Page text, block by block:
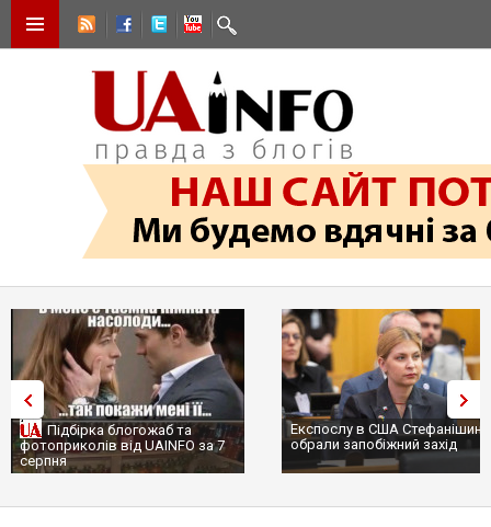
Підбірка блогожаб та
фотоприколів від UAINFO за 7
серпня
Експослу в США
обрали запобіжний захід